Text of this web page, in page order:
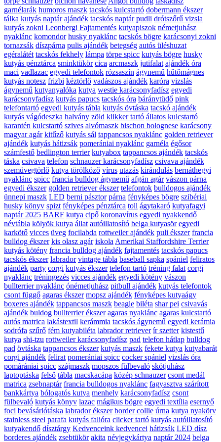
garnélarák humoros maszk tacskós kulcstartó dobermann ékszer
tálka kutyás naptár ajándék tacskós naptár pudli drótszőrű vizsla
kutyás zokni Leonbergi Fajtamentés kutyapiszok németjuhász
nyaklánc komondor husky nyaklánc tacskós bögre karácsonyi zokni
tornazsák díszpárna pulis ajándék betegség autós üléshuzat
egéralátét tacskós fekhely lámpa törpe spicc kutyás bögre husky
kutyás pénztárca sminktükör cica arcmaszk jutifalat ajándék óra
maci vadlazac egyedi telefontok rózsaszín ágynemű hűtőmágnes
kutyás notesz frizbi kéztörlő vadászos ajándék karóra vizslás
ágynemű kutyanyalóka kutya westie karácsonyfadísz egyedi
karácsonyfadísz kutyás papucs tacskós óra báránytüdő pink
telefontartó egyedi kutyás tábla kutyás övtáska tacskó ajándék
kutyás vágódeszka halvány zöld klikker tartó állatos kulcstartó
karantén kulcstartó szives alvómaszk bischon bolognese karácsony
magyar agár kitűző kutyás sál tappancsos nyaklánc golden retriever
ajándék kutyás hátizsák pomerániai nyaklánc garnéla égősor
számfestő bedlington terrier kutyabox tappancsos ajándék tacskós
táska csivava telefon schnauzer karácsonyfadísz csivava ajándék
szemüvegtörlő kutya törölköző vírus utazás kirándulás bernáthegyi
nyaklánc spicc francia bulldog ágynemű afgán agár vászon párna
egyedi ékszer golden retriever ékszer telefontok bulldogos ajándék
ünnepi maszk LED berni pásztor párna fényképes bögre szibériai
husky könyv spizt fényképes pénztárca toll ágytakaró kutyafagyi
naptár 2025 BARF kutya cipő koronavírus egyedi nyakkendő
névtábla kölyök kutya állat autóillatosító belga kutyasör egyedi
karkötő vicces üveg focilabda rottweiler ajándék puli ékszer francia
bulldog ékszer kis olasz agár iskola Amerikai Staffordshire Terrier
kutyás kötény francia bulldog ajándék fajtamentés tacskós papucs
tacskós ékszer labrador vintage tábla baseball sapka spániel feliratos
ajándék party corgi kutyás ékszer telefon tartó tréning falat corgi
nyaklánc tréningezés vicces ajándék egyedi kötény vászon
bullterrier nyaklánc ónémetjuhász pitbull ajándék kutyás telefontok
csont függő agaras ékszer mopsz ajándék fényképes kutyaágy
boxeres ajándék tappancsos maszk beagle biléta shar pei csivavás
ajándék buldog bullterrier ékszer agaras nyaklánc agaras kulcstartó
autós matrica lakástextil kerámmia tacskós ágynemű egyedi kerámia
sodrófa szűrő fém kutyabiléta labrador retriever ír szetter kistestű
kutya shi-tzu rottweiler karácsonyfadísz pad telefon hátlap bulldog
pad övtáska tappancsos ékszer kutyás maszk fekete kutya kutyabarát
corgi ajándék felirat pomerániai spicc cocker spániel vizslás óra
pomárániai spicc szájmaszk mopszos fülbevaló skótjuhász
laptoptáska felső tábla macskacápa közép schnauzer csont medál
matrica zsebnaptár francia bulldogos nyaklánc fagyasztva szárított
bankkártya bólogatós kutya menhely karácsonyfadísz csont
fülbevaló kutyás könyv lazac mágikus bögre egyedi textília esernyő
foci bevásárlótáska labrador ékszer border collie úrna kutya nyakörv
stainless steel parafa kutyás falióra clicker tartó kutyás autóillatosító
kutyakendő dísztárgy Kedvenceink kedvencei hátizsák LED dísz
borderes ajándék zsebtükör akita névjegykártya naptár 2024 belga